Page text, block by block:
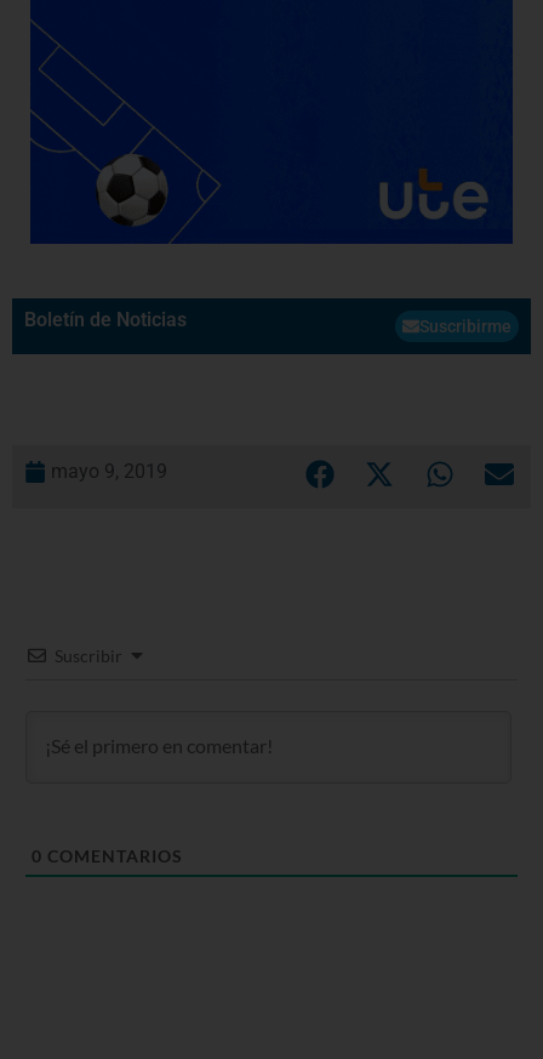
Boletín de Noticias Suscribirme
mayo 9, 2019
Suscribir
0 COMENTARIOS